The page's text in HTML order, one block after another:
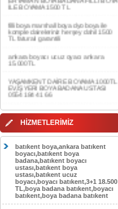
filli boya marshall boya dyo boya ile
komple daireleriniz herşey dahil 1500
ankara boyacı ucuz oyacı ankara
15.000TL
YAŞAMKENT DAİRE BOYAMA 1000TL
EV,İŞYERİ BOYA BADANA USTASI
AKDERE DAİRE BOYAMA 1000TL
EV,İŞYERİ BOYA BADANA USTASI
CEBECİ DAİRE BOYAMA 1000TL
0554 184 41 66
HASKÖY DAİRE BOYAMA 1000TL
EV,İŞYERİ BOYA BADANA USTASI
0554 184 41 66
GÖLBAŞI DAİRE BOYAMA 1000TL
EV,İŞYERİ BOYA BADANA USTASI
0554 184 41 66
HİZMETLERİMİZ
batıkent boya,ankara batıkent
boyacı,batıkent boya
badana,batıkent boyacı
ustası,batıkent boya
ustası,batıkent ucuz
boyacı,boyacı batıkent,3+1 18.500
TL,boya badana batıkent,boyacı
batıkent,boya badana batıkent